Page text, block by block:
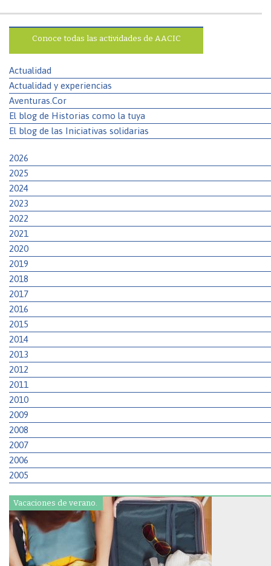
Conoce todas las actividades de AACIC
Actualidad
Actualidad y experiencias
Aventuras.Cor
El blog de Historias como la tuya
El blog de las Iniciativas solidarias
2026
2025
2024
2023
2022
2021
2020
2019
2018
2017
2016
2015
2014
2013
2012
2011
2010
2009
2008
2007
2006
2005
Vacaciones de verano.